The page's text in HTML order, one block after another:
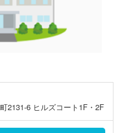
2131-6 ヒルズコート1F・2F